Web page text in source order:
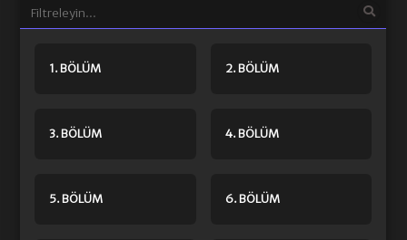
1. BÖLÜM 2. BÖLÜM
3. BÖLÜM 4. BÖLÜM
5. BÖLÜM 6. BÖLÜM